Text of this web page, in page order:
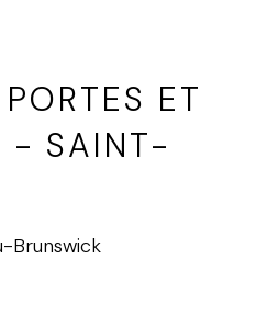
ET
- SAINT-
Brunswick